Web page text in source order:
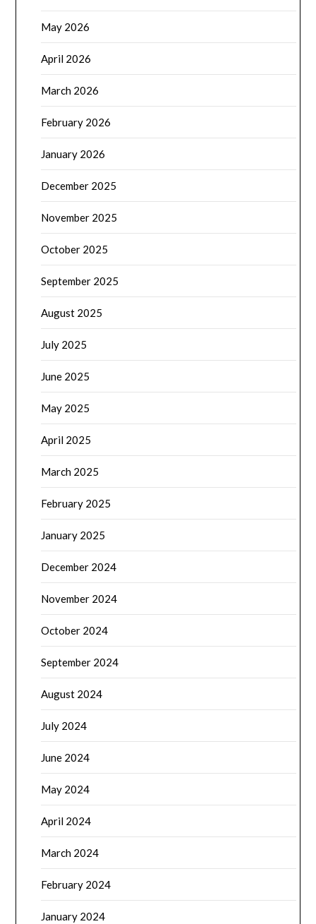
May 2026
April 2026
March 2026
February 2026
January 2026
December 2025
November 2025
October 2025
September 2025
August 2025
July 2025
June 2025
May 2025
April 2025
March 2025
February 2025
January 2025
December 2024
November 2024
October 2024
September 2024
August 2024
July 2024
June 2024
May 2024
April 2024
March 2024
February 2024
January 2024